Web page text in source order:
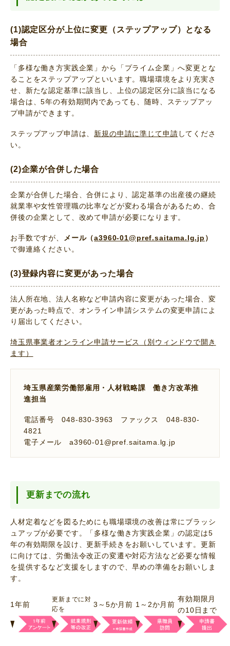
(1)認定区分が上位に変更（ステップアップ）となる
場合
「多様な働き方実践企業」から「プライム企業」へ変更とな
ることをステップアップといいます。職場環境をより充実さ
せ、新たな認定基準に該当し、上位の認定区分に該当になる
場合は、5年の有効期間内であっても、随時、ステップアッ
プ申請ができます。
ステップアップ申請は、 新規の申請に準じて申請 してくださ
い。
(2)企業が合併した場合
企業が合併した場合、合併により、認定基準の出産後の継続
就業率や女性管理職の比率などが変わる場合があるため、合
併後の企業として、改めて申請が必要になります。
お手数ですが、 メール（a3960-01@pref.saitama.lg.jp ）
で御連絡ください。
(3)登録内容に変更があった場合
法人所在地、法人名称など申請内容に変更があった場合、変
更があった時点で、オンライン申請システムの変更申請によ
り届出してください。
埼玉県事業者オンライン申請サービス（別ウィンドウで開き
ます）
埼玉県産業労働部雇用・人材戦略課 働き方改革推
進担当
電話番号 048-830-3963 ファックス 048-830-
4821
電子メール a3960-01@pref.saitama.lg.jp
更新までの流れ
人材定着などを図るためにも職場環境の改善は常にブラッシ
ュアップが必要です。「多様な働き方実践企業」の認定は5
年の有効期限を設け、更新手続きをお願いしています。更新
に向けては、労働法令改正の変遷や対応方法など必要な情報
を提供するなど支援をしますので、早めの準備をお願いしま
す。
1年前
更新までに対
応を
3～5か月前 1～2か月前
有効期限月
の10日まで